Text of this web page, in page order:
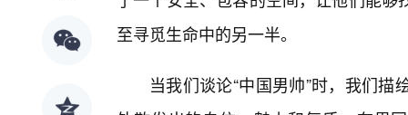
至寻觅生命中的另一半。
当我们谈论“中国男帅”时，我们